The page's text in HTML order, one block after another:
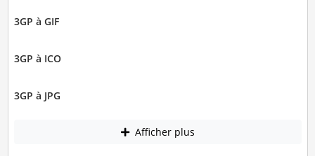
3GP à GIF
3GP à ICO
3GP à JPG
Afficher plus